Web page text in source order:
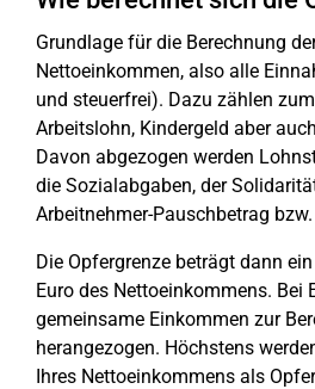
Grundlage für die Berechnung
Nettoeinkommen, also alle
und steuerfrei). Dazu zählen
Arbeitslohn, Kindergeld aber
Davon abgezogen werden
die Sozialabgaben, der
Arbeitnehmer-Pauschbetrag
Die Opfergrenze beträgt dann
Euro des Nettoeinkommens. Bei
gemeinsame Einkommen zur
herangezogen. Höchstens
Ihres Nettoeinkommens als